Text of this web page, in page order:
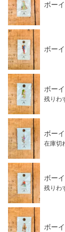
ボー
ボー
ボー
残りわ
ボー
在庫切
ボー
残りわ
ボー